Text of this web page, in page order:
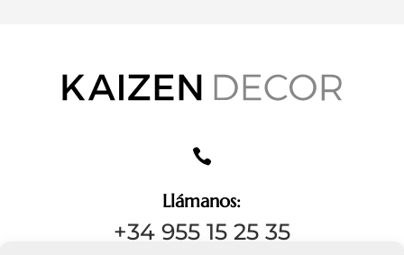

Llámanos:
+34 955 15 25 35